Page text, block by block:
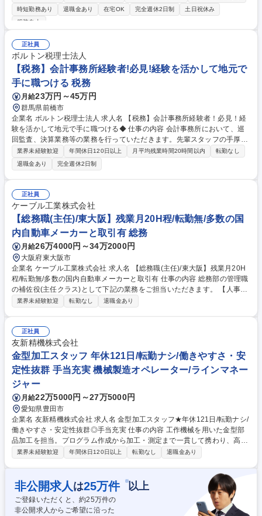
設計などにもチャレンジすることも可能です。 【課内業務詳細】■生産設
備の見積、受託■構成部材の発注、加工、管理■製作進捗管理、発送（国内
内外の様々な人と関わるため、人脈が広がるポジションです。予期せぬト
ラブルの際には、各部門と調整・交渉を行い臨機応変な対応が必要となり
ますが、計画を実現した際は達成感ややりがいがあります。 募集職種
【神戸】車載用機器の生産設備に関する部材手配・進捗管理◆デンソーG
企業
時短勤務あり
退職金あり 在宅OK 完全週休2日制
土日祝休み
服装自由
正社員
ボルトン税理士法人
【税務】会計事務所経験者!必見!経験を活かして地元で
手に職つける 税務
月給23万円～45万円
群馬県前橋市
企業名 ボルトン税理士法人 求人名 【税務】会計事務所経験者！必見！経
験を活かして地元で手に職つける◆ 仕事の内容 会計事務所において、巡
回監査、決算業務等の業務を行っていただきます。先輩スタッフの手厚い
サポートあり、安心してご入社いただける環境です。 ★残業ほぼ無し/週
休2日制/福利厚生充実/有給取得推奨環境 ■関与先事業所への訪問、帳簿確
認（自計化先の監査が中心です） ■関与先事業所の財務書類の作成 ■関与
先事業所の税務相談対応 【担当件数】法人個人含め10件～20件程度を予
定 【外出時】社用車使用 募集職種 【税務】会計事務所経験者！必見！経
験を活かして地元で手に職つける◆
業界未経験歓迎 年間休日120日以上 月平均残業時間20時間以内
転勤なし
退職金あり
完全週休2日制
正社員
ケーブル工業株式会社
【総務職(主任)/東大阪】残業月20H程/転勤無/多数の国
内自動車メーカーと取引有 総務
月給26万4000円～34万2000円
大阪府東大阪市
企業名 ケーブル工業株式会社 求人名 【総務職(主任)/東大阪】残業月20H
程/転勤無/多数の国内自動車メーカーと取引有 仕事の内容 総務部の管理職
の補佐役(主任クラス)として下記の業務をご担当いただきます。 【人事】
人材採用、面接、入社手続/人事考課 等 【経理】経費支払、購入申請、試
者折衝）、規程類の作成・変更、ISO対応 等。 ※業務内容は多岐にわたっ
ていますが、ご自身の得意な分野から徐々に担当範囲を広げていただきま
すのでご安心ください。将来的にはプレイングマネージャーとしてご成長
いただけるやりがいのあるお仕事です。 募集職種 【総務職(主任)/東大
阪】残業月20H程/転勤無/多数の国内自動車メーカーと取引有
業界未経験歓迎 転勤なし 退職金あり
正社員
友新精機株式会社
金型加工スタッフ 年休121日/転勤ナシ/働きやすさ・安
定性抜群 手当充実 機械製造オペレーター/ラインマネー
ジャー
月給22万5000円～27万5000円
愛知県豊田市
企業名 友新精機株式会社 求人名 金型加工スタッフ★年休121日/転勤ナシ/
働きやすさ・安定性抜群◎手当充実 仕事の内容 工作機械を用いた金型部
品加工を担当。プログラム作成から加工・測定まで一貫して携わり、高精
度加工や次世代自動車向け部品の試作開発に挑戦できるポジションです。
当。図面を基にプログラム作成、刃物選定、段取り、加工、測定まで一貫
して行います。旋盤・研磨・マシニング・放電加工などの経験を活かし、
高精度加工やリードタイム短縮に向けた改善にも挑戦可能。燃料電池やモ
ータ関連など次世代自動車向け部品の試作・開発段階から携われる、技術
力を磨ける環境です。 募集職種 金型加工スタッフ★年休121日/転勤ナシ/
業界未経験歓迎 年間休日120日以上 転勤なし 退職金あり
非公開求人 は25万件 ※以上
ご登録いただくと、約25万件の
非公開求人からご希望に沿った